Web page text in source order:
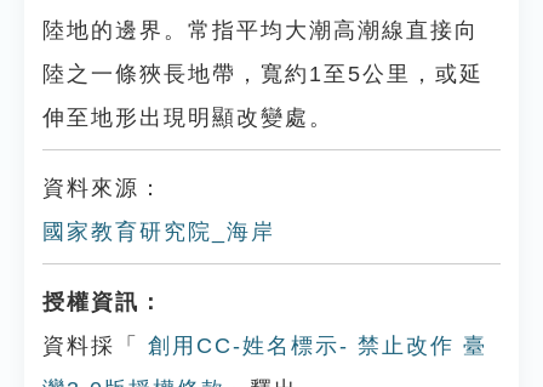
陸地的邊界。常指平均大潮高潮線直接向
陸之一條狹長地帶，寬約1至5公里，或延
伸至地形出現明顯改變處。
資料來源：
國家教育研究院_海岸
授權資訊：
資料採「
創用CC-姓名標示- 禁止改作 臺